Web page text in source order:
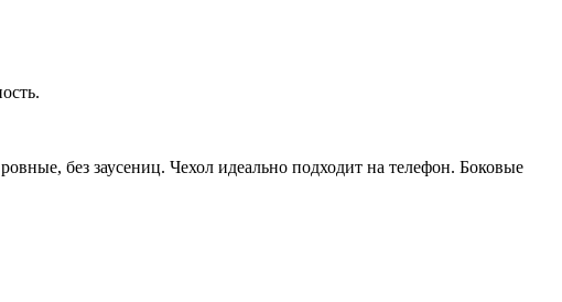
без заусениц. Чехол идеально подходит на телефон. Боковые